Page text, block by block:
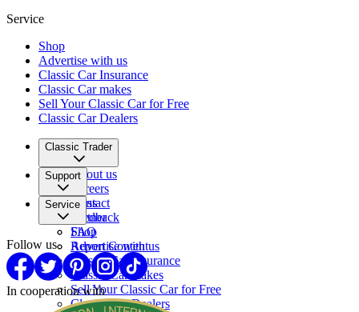
Service
Shop
Advertise with us
Classic Car Insurance
Classic Car makes
Sell Your Classic Car for Free
Classic Car Dealers
Classic Trader
About us
Careers
Press
Partner
Support
Contact
Feedback
FAQ
Report Content
Service
Shop
Advertise with us
Classic Car Insurance
Classic Car makes
Sell Your Classic Car for Free
Classic Car Dealers
Follow us
In cooperation with